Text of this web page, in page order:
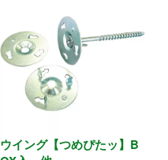
ウイング【つめぴたッ】B